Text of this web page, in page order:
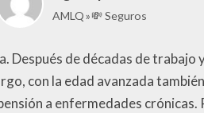
AMLQ 💸 Seguros
Después de décadas de
con la edad avanzada
a enfermedades